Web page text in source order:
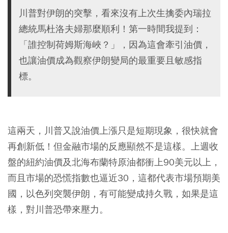
川普對伊朗的突擊，看來沒有上次生擒委內瑞拉
總統馬杜洛夫婦那麼順利！第一時間我提到：
「誰控制荷姆斯海峽？」，因為這會牽引油價，
也讓油價成為觀察伊朗變局的最重要且敏感指
標。
這兩天，川普又說油價上漲只是短期現象，很快就會
再創新低！但金融市場的反應顯然不是這樣。上週收
盤的紐約油價及北海布蘭特原油都衝上90美元以上，
而且市場的恐慌指數也逼近30，這都代表市場預期美
國，以色列突襲伊朗，有可能變成持久戰，如果是這
樣，對川普恐帶來壓力。